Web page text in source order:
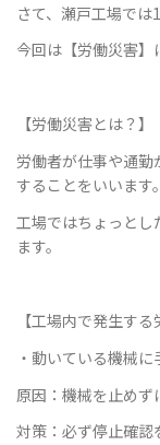
さて、瀬戸工場では
今回は【労働災害】
【労働災害とは？】
労働者が仕事や通勤
することをいいます。
工場ではちょっとし
ます。
【工場内で発生する
・動いている機械に
原因：機械を止めず
対策：必ず停止確認